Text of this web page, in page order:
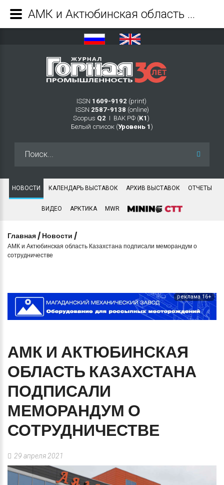
ISSN 1609-9192 (print)
ISSN 2587-9138 (online)
Scopus Q2 Ι ВАК РФ (K1 )
Белый список (Уровень 1 )
НОВОСТИ КАЛЕНДАРЬ ВЫСТАВОК АРХИВ ВЫСТАВОК ОТЧЕТЫ
ВИДЕО АРКТИКА MWR
Главная / Новости /
АМК и Актюбинская область Казахстана подписали меморандум о
сотрудничестве
реклама 16+
АМК И АКТЮБИНСКАЯ
ОБЛАСТЬ КАЗАХСТАНА
ПОДПИСАЛИ
МЕМОРАНДУМ О
СОТРУДНИЧЕСТВЕ
29 апреля 2021
АМК и Актюбинская область Казахстана подписали меморандум о сотрудничестве - Журнал Горная промышленность